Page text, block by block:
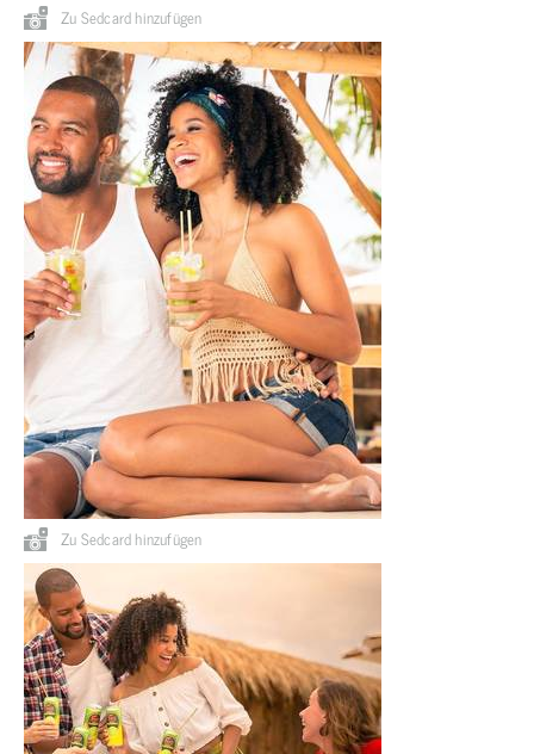
Zu Sedcard hinzufügen
Zu Sedcard hinzufügen